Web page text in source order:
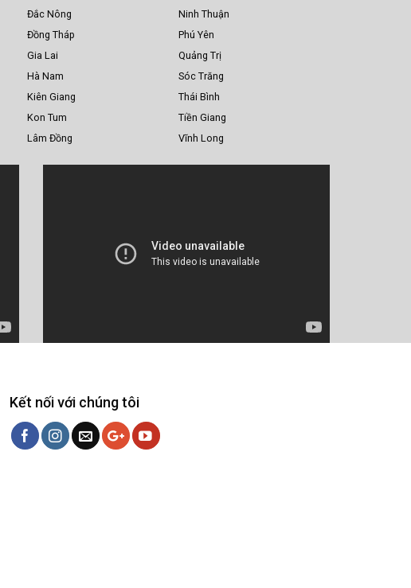
Đắc Nông
Đồng Tháp
Gia Lai
Hà Nam
Kiên Giang
Kon Tum
Lâm Đồng
Ninh Thuận
Phú Yên
Quảng Trị
Sóc Trăng
Thái Bình
Tiền Giang
Vĩnh Long
Kết nối với chúng tôi